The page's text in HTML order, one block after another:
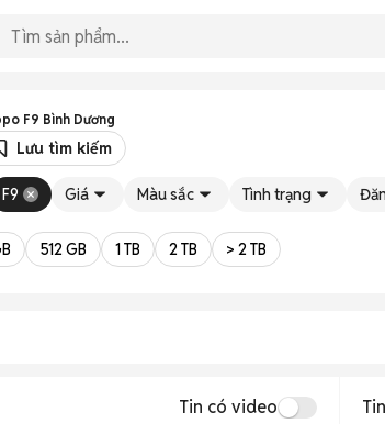
F9 Bình Dương
Lưu tìm kiếm
F9 Giá Màu sắc Tình trạng
512 GB 1 TB 2 TB > 2 TB
Tin có video